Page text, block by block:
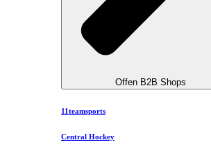
Offen B2B Shops
11teamsports
Central Hockey